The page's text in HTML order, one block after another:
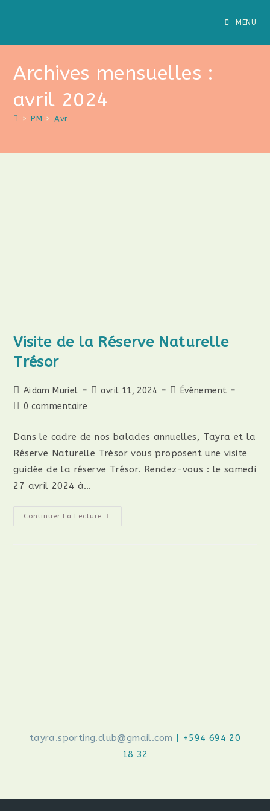
MENU
Archives mensuelles :
avril 2024
> PM > Avr
Visite de la Réserve Naturelle
Trésor
Aïdam Muriel avril 11, 2024
Événement
0 commentaire
Dans le cadre de nos balades annuelles, Tayra et la
Réserve Naturelle Trésor vous proposent une visite
guidée de la réserve Trésor. Rendez-vous : le samedi
27 avril 2024 à…
Continuer La Lecture
tayra.sporting.club@gmail.com | +594 694 20
18 32